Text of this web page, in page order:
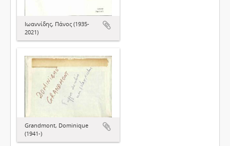
Ιωαννίδης, Πάνος (1935-
2021)
Grandmont, Dominique
(1941-)